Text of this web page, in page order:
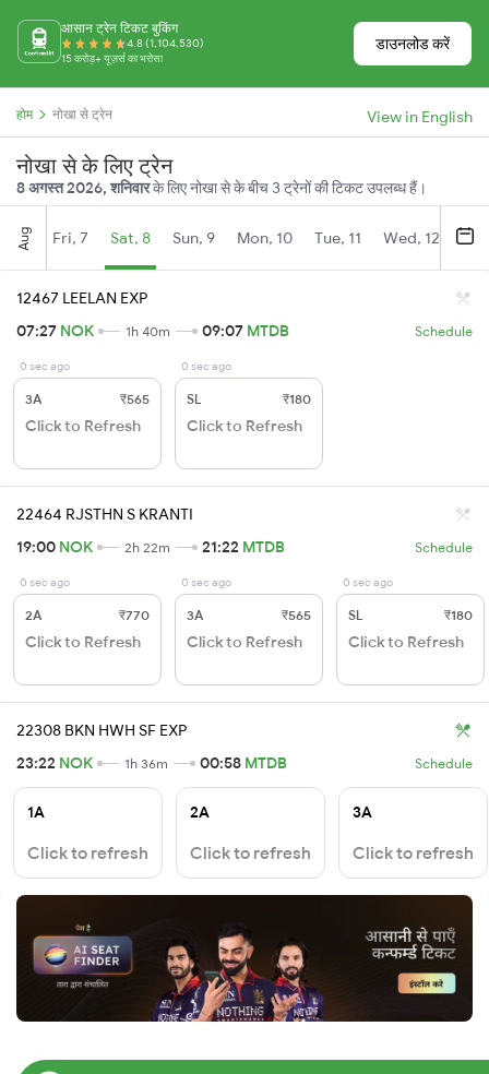
आसान ट्रेन टिकट बुकिंग
4.8 (1,104,530)
15 करोड़+ यूज़र्स का भरोसा
डाउनलोड करें
होम नोखा से ट्रेन View in English
नोखा से के लिए ट्रेन
8 अगस्त 2026, शनिवार के लिए नोखा से के बीच 3 ट्रेनों की टिकट उपलब्ध हैं।
Aug Fri, 7 Sat, 8 Sun, 9 Mon, 10 Tue, 11 Wed, 12
12467 LEELAN EXP
07:27 NOK 1h 40m 09:07 MTDB Schedule
0 sec ago
3A ₹565
Click to Refresh
0 sec ago
SL ₹180
Click to Refresh
22464 RJSTHN S KRANTI
19:00 NOK 2h 22m 21:22 MTDB Schedule
0 sec ago
2A ₹770
Click to Refresh
0 sec ago
3A ₹565
Click to Refresh
0 sec ago
SL ₹180
Click to Refresh
22308 BKN HWH SF EXP
23:22 NOK 1h 36m 00:58 MTDB Schedule
1A
Click to refresh
2A
Click to refresh
3A
Click to refresh